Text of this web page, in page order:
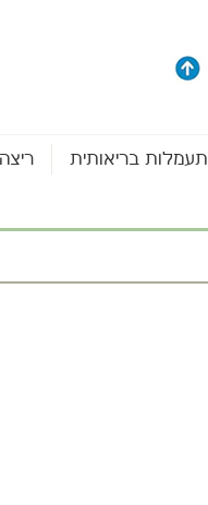
בריאותית ריצה